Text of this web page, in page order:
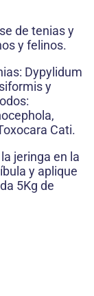
de tenias y
y felinos.
Dypylidum
y
Cati.
jeringa en la
y aplique
5Kg de